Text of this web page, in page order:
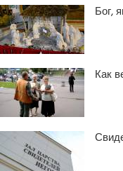
Бог,
Как